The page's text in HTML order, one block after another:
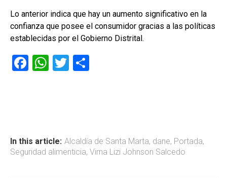
Lo anterior indica que hay un aumento significativo en la
confianza que posee el consumidor gracias a las políticas
establecidas por el Gobierno Distrital.
F
ok
W
p
p
T
tir
In this article: Alcaldía de Santa Marta, dane, Portada,
Seguridad alimenticia, Virna Lizi Johnson Salcedo